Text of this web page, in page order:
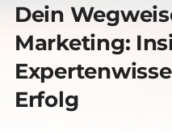
Dein
Marketing:
Erfolg